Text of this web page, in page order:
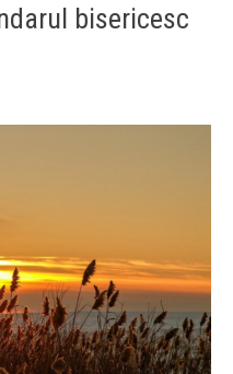
bisericesc